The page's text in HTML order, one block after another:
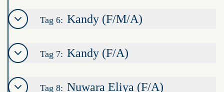
Tag 6: Kandy (F/M/A)
Tag 7: Kandy (F/A)
Tag 8: Nuwara Eliya (F/A)